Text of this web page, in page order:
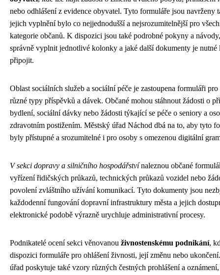
nebo odhlášení z evidence obyvatel. Tyto formuláře jsou navrženy
jejich vyplnění bylo co nejjednodušší a nejsrozumitelnější pro
kategorie občanů. K dispozici jsou také podrobné pokyny a
správně vyplnit jednotlivé kolonky a jaké další dokumenty je nutné
připojit.
Oblast sociálních služeb a sociální péče je zastoupena formuláři pro
různé typy příspěvků a dávek. Občané mohou stáhnout žádosti o
bydlení, sociální dávky nebo žádosti týkající se péče o seniory a
zdravotním postižením. Městský úřad Náchod dbá na to, aby tyto
byly přístupné a srozumitelné i pro osoby s omezenou digitální
V sekci dopravy a silničního hospodářstvínaleznou občané
vyřízení řidičských průkazů, technických průkazů vozidel nebo
povolení zvláštního užívání komunikací. Tyto dokumenty jsou
každodenní fungování dopravní infrastruktury města a jejich
elektronické podobě výrazně urychluje administrativní procesy.
Podnikatelé ocení sekci věnovanou živnostenskému podnikání,
dispozici formuláře pro ohlášení živnosti, její změnu nebo
úřad poskytuje také vzory různých čestných prohlášení a